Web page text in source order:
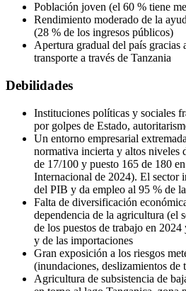
Población joven (el 60 % tiene
Rendimiento moderado de la
(28 % de los ingresos públicos)
Apertura gradual del país gracias
transporte a través de Tanzania
Debilidades
Instituciones políticas y sociales
por golpes de Estado,
Un entorno empresarial
normativa incierta y altos niveles
de 17/100 y puesto 165 de 180
Internacional de 2024). El sector
del PIB y da empleo al 95 % de
Falta de diversificación
dependencia de la agricultura (el
de los puestos de trabajo en
y de las importaciones
Gran exposición a los riesgos
(inundaciones, deslizamientos de
Agricultura de subsistencia de